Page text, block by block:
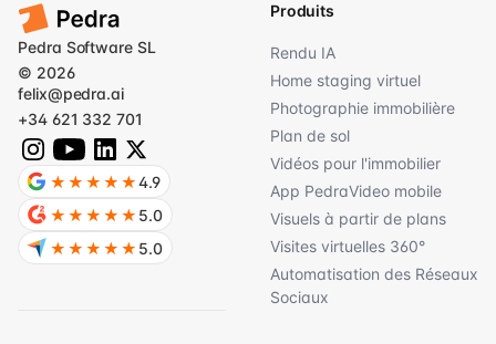
Produits
Rendu IA
Home staging virtuel
Photographie immobilière
Plan de sol
Vidéos pour l'immobilier
App PedraVideo mobile
Visuels à partir de plans
Visites virtuelles 360°
Automatisation des Réseaux
Sociaux
Pedra Software SL
© 2026
felix@pedra.ai
+34 621 332 701
★★★★★4.9
★★★★★ 5.0
★★★★★ 5.0